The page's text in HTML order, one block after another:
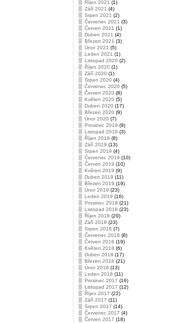
Říjen 2021 (1)
Září 2021 (4)
Srpen 2021 (2)
Červenec 2021 (3)
Červen 2021 (1)
Duben 2021 (4)
Březen 2021 (3)
Únor 2021 (5)
Leden 2021 (1)
Listopad 2020 (2)
Říjen 2020 (1)
Září 2020 (1)
Srpen 2020 (4)
Červenec 2020 (5)
Červen 2020 (8)
Květen 2020 (5)
Duben 2020 (17)
Březen 2020 (9)
Únor 2020 (7)
Prosinec 2019 (9)
Listopad 2019 (3)
Říjen 2019 (8)
Září 2019 (13)
Srpen 2019 (4)
Červenec 2019 (10)
Červen 2019 (10)
Květen 2019 (9)
Duben 2019 (11)
Březen 2019 (19)
Únor 2019 (23)
Leden 2019 (16)
Prosinec 2018 (21)
Listopad 2018 (23)
Říjen 2018 (20)
Září 2018 (23)
Srpen 2018 (7)
Červenec 2018 (8)
Červen 2018 (19)
Květen 2018 (6)
Duben 2018 (17)
Březen 2018 (21)
Únor 2018 (13)
Leden 2018 (11)
Prosinec 2017 (16)
Listopad 2017 (12)
Říjen 2017 (22)
Září 2017 (11)
Srpen 2017 (14)
Červenec 2017 (4)
Červen 2017 (18)